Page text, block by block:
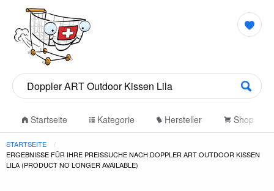
Startseite Kategorie Hersteller Shop
STARTSEITE
ERGEBNISSE FÜR IHRE PREISSUCHE NACH DOPPLER ART OUTDOOR KISSEN
LILA (PRODUCT NO LONGER AVAILABLE)